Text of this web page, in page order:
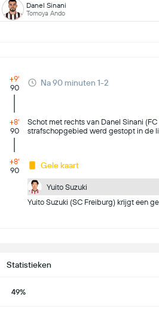
Danel Sinani
Tomoya Ando
+9'
90
Na 90 minuten 1-2
+8'
90
Schot met rechts van Danel Sinani
strafschopgebied werd gestopt in de
+8'
90
Gele kaart
Yuito Suzuki
Yuito Suzuki (SC Freiburg) krijgt een
Statistieken
49%